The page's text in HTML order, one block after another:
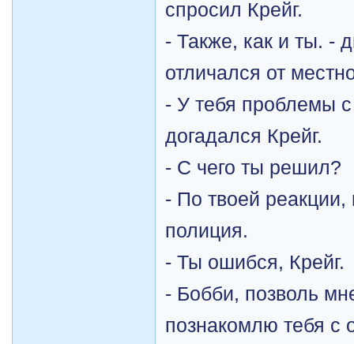
спросил Крейг.
- Также, как и ты. -
отличался от
- У тебя проблемы
догадался Крейг.
- С чего ты решил?
- По твоей реакции,
полиция.
- Ты ошибся, Крейг.
- Бобби, позволь
познакомлю тебя с